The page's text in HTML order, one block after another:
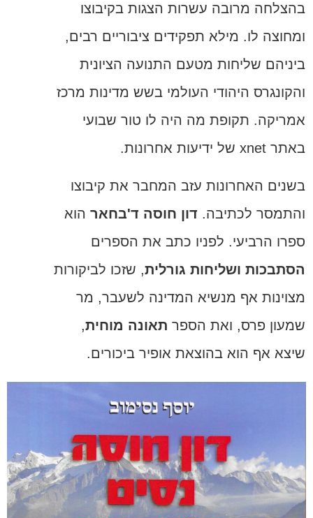
בהצלחה מרובה עשרות הצגות בקיבוצו
ומחוצה לו. מילא תפקידים ציבוריים רבים,
ביניהם שליחות מטעם התנועה הציונית
והקונגרס היהודי העולמי בשש מדינות מרכז
אמריקה. תקופת מה היה לו טור שבועי
באתר xnet של ידיעות אחרונות.
בשנים האחרונות עזב המחבר את קיבוצו
והתמסר לכתיבה. דון חוסה ד'בחאר הוא
ספרו הרביעי. לפניו כתב את הספרים
הסתבכות ושליחות גורלית, שזכו לביקורות
מצוינות אף מנשיא המדינה לשעבר, מר
שמעון פרס, ואת הספר תאונה מוחית,
שיצא אף הוא בהוצאת אופיר ביכורים.